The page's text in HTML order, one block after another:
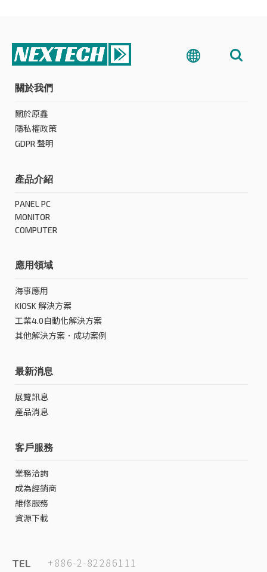
關於我們
關於原鑫
隱私權政策
GDPR 聲明
產品介紹
PANEL PC
MONITOR
COMPUTER
應用領域
海事應用
KIOSK 解決方案
工業4.0自動化解決方案
其他解決方案．成功案例
最新消息
展覽訊息
產品消息
客戶服務
業務洽詢
成為經銷商
維修服務
資源下載
TEL +886-2-82286111